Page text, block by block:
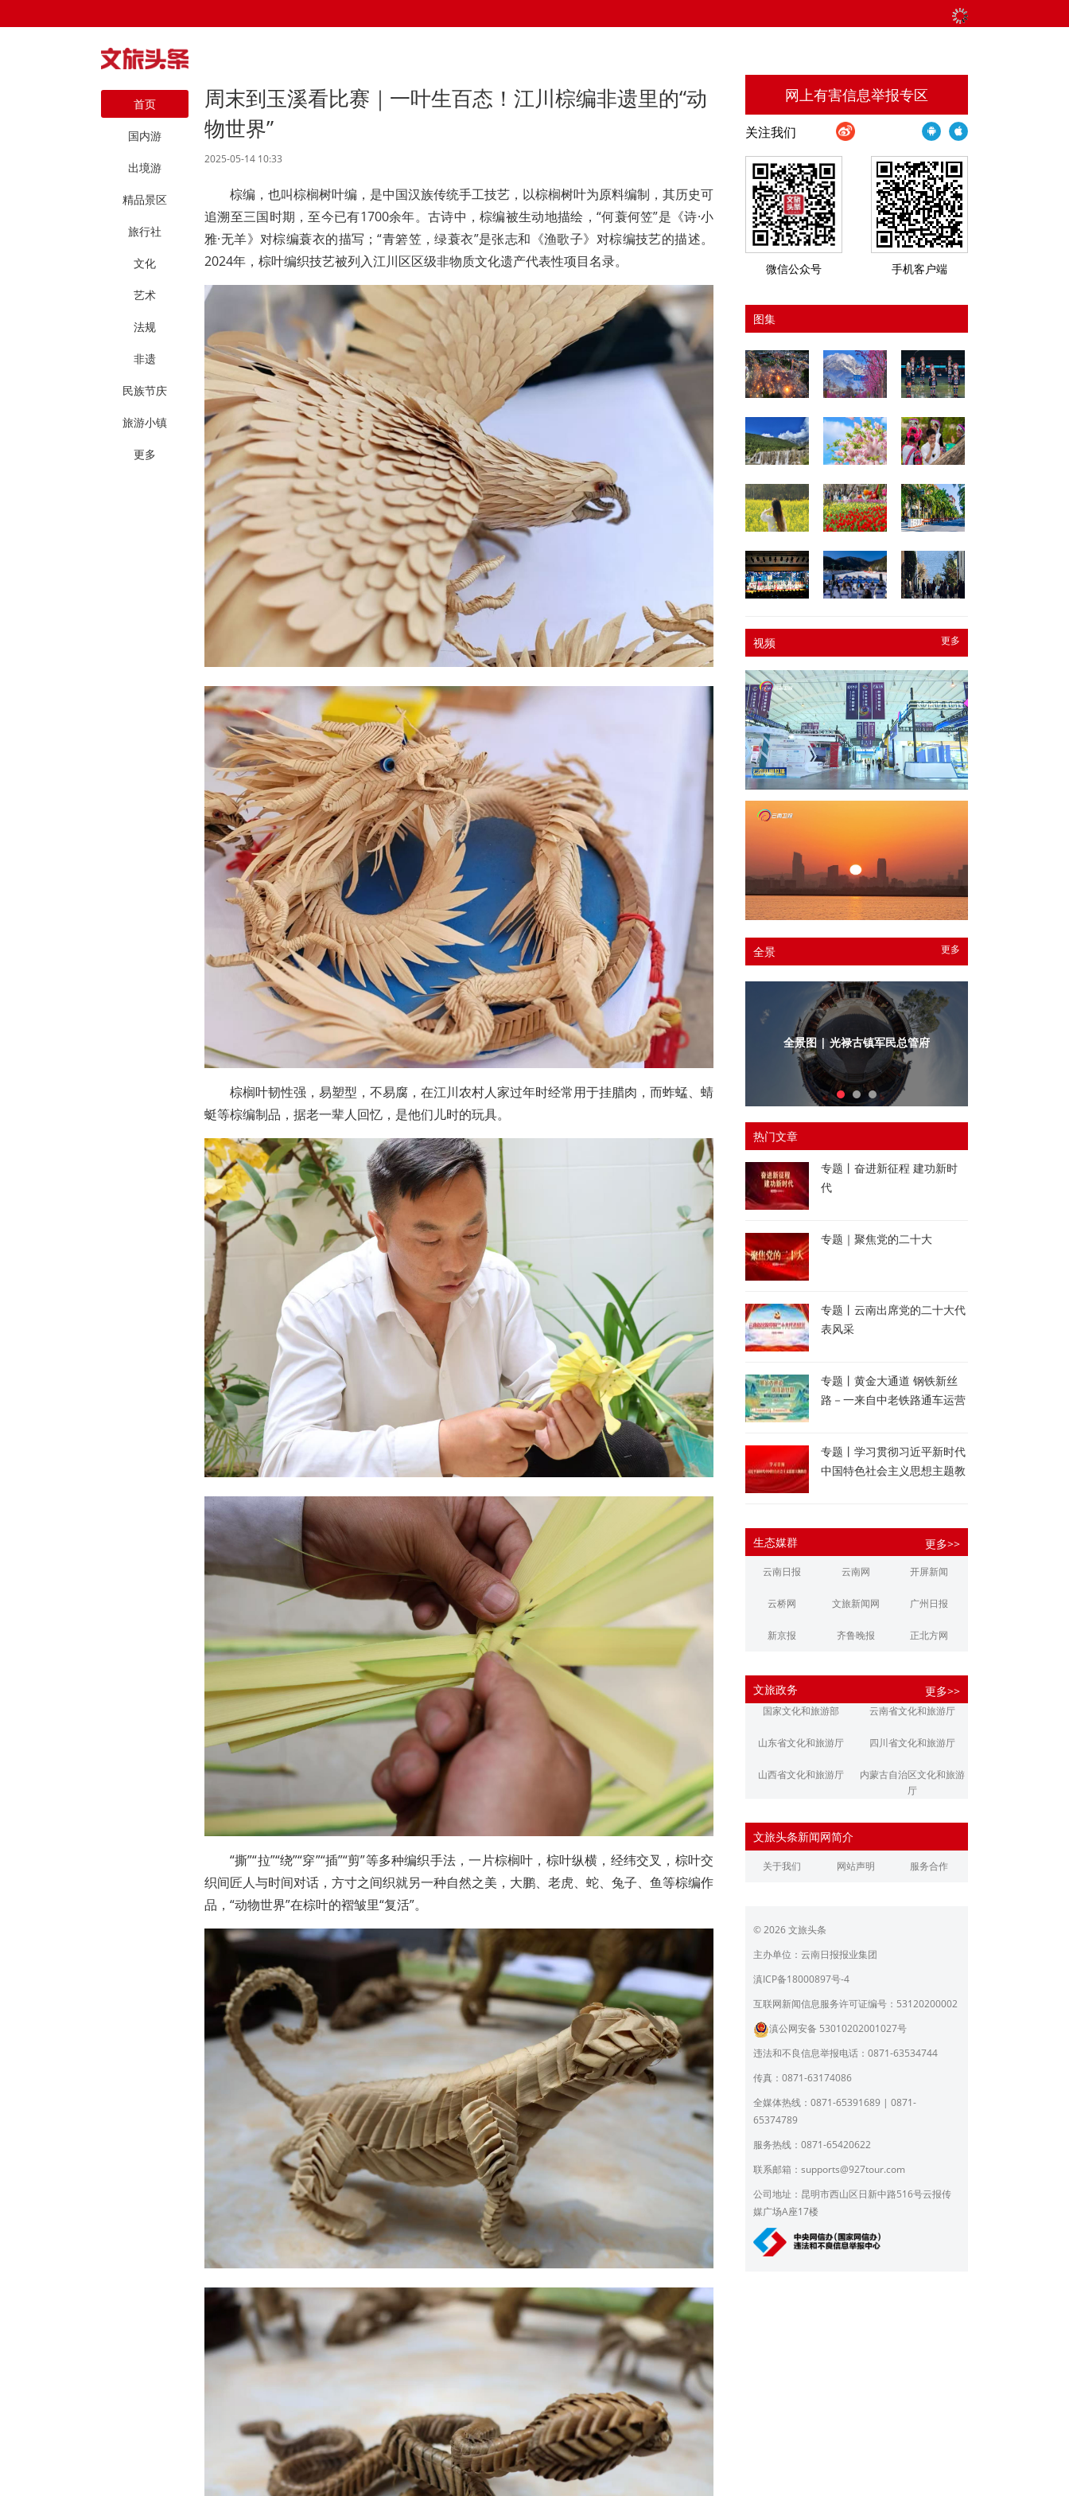
首页
国内游
出境游
精品景区
旅行社
文化
艺术
法规
非遗
民族节庆
旅游小镇
更多
周末到玉溪看比赛｜一叶生百态！江川棕编非遗里的“动
物世界”
2025-05-14 10:33
棕编，也叫棕榈树叶编，是中国汉族传统手工技艺，以棕榈树叶为原料编制，其历史可
追溯至三国时期，至今已有1700余年。古诗中，棕编被生动地描绘，“何蓑何笠”是《诗·小
雅·无羊》对棕编蓑衣的描写；“青箬笠，绿蓑衣”是张志和《渔歌子》对棕编技艺的描述。
2024年，棕叶编织技艺被列入江川区区级非物质文化遗产代表性项目名录。
棕榈叶韧性强，易塑型，不易腐，在江川农村人家过年时经常用于挂腊肉，而蚱蜢、蜻
蜓等棕编制品，据老一辈人回忆，是他们儿时的玩具。
“撕”“拉”“绕”“穿”“插”“剪”等多种编织手法，一片棕榈叶，棕叶纵横，经纬交叉，棕叶交
织间匠人与时间对话，方寸之间织就另一种自然之美，大鹏、老虎、蛇、兔子、鱼等棕编作
品，“动物世界”在棕叶的褶皱里“复活”。
网上有害信息举报专区
关注我们
微信公众号 手机客户端
图集
更多
视频
更多
全景
全景图 | 光禄古镇军民总管府内庭
热门文章
专题丨奋进新征程 建功新时
代
专题｜聚焦党的二十大
专题丨云南出席党的二十大代
表风采
专题丨黄金大通道 钢铁新丝
路－一来自中老铁路通车运营
专题丨学习贯彻习近平新时代
中国特色社会主义思想主题教
生态媒群 更多>>
云南日报 云南网 开屏新闻
云桥网 文旅新闻网 广州日报
新京报 齐鲁晚报 正北方网
江南都市报 潇湘晨报
文旅政务 更多>>
国家文化和旅游部 云南省文化和旅游厅
山东省文化和旅游厅 四川省文化和旅游厅
山西省文化和旅游厅
内蒙古自治区文化和旅游
厅
浙江省文化和旅游厅
江西省文化和旅游厅 河南省文化和旅游厅
广东省文化和旅游厅
育厅
陕西省文化和旅游厅 甘肃省文化和旅游厅
青海省文化和旅游厅
宁夏回族自治区文化和旅
北京市文旅局
上海市文化和旅游局
员会
文旅头条新闻网简介
关于我们 网站声明 服务合作
© 2026 文旅头条
主办单位：云南日报报业集团
滇ICP备18000897号-4
互联网新闻信息服务许可证编号：53120200002
滇公网安备 53010202001027号
违法和不良信息举报电话：0871-63534744
传真：0871-63174086
全媒体热线：0871-65391689 | 0871-
65374789
服务热线：0871-65420622
联系邮箱： supports@927tour.com
公司地址：昆明市西山区日新中路516号云报传
媒广场A座17楼